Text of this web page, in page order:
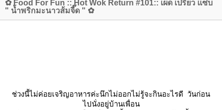
✿ Food For Fun :: Hot Wok Return #101:: เผ็ด เปรี้ยว แซ่บ
" น้ำพริกมะนาวส้มจี๊ด " ✿
ช่วงนี้ไม่ค่อยเจริญอาหารค่ะนึกไม่ออกไม่รู้จะกินอะไรดี วันก่อน
ไปนั่งอยู่บ้านเพื่อน